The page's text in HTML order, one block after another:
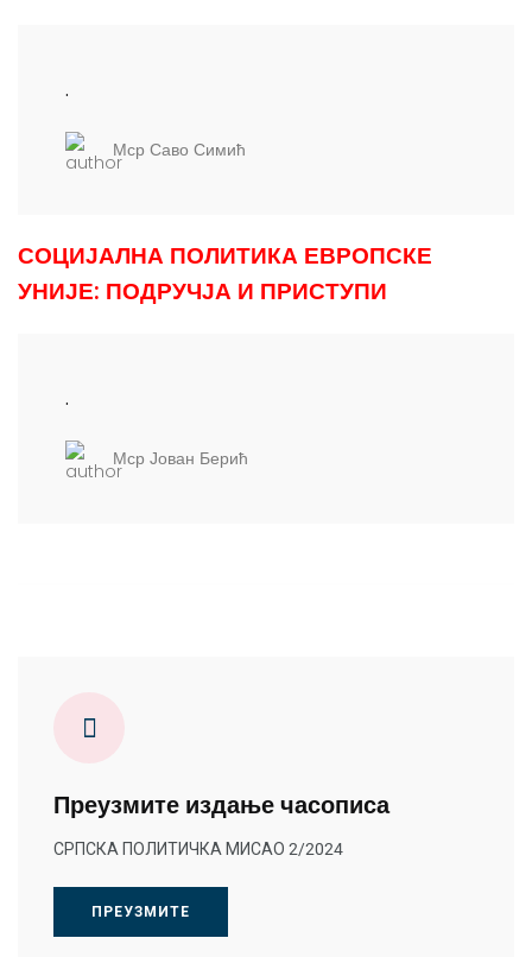
.
Мср Саво Симић
СОЦИЈАЛНА ПОЛИТИКА ЕВРОПСКЕ
УНИЈЕ: ПОДРУЧЈА И ПРИСТУПИ
.
Мср Јован Берић
Преузмите издање часописа
СРПСКА ПОЛИТИЧКА МИСАО 2/2024
ПРЕУЗМИТЕ